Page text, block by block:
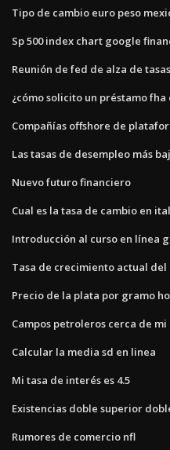
Tipo de cambio euro peso
Sp 500 index chart google
Reunión de fed de alza de tasas
¿cómo solicito un préstamo fha
Compañías offshore de
Las tasas de desempleo más
Nuevo futuro financiero
Cual es la tasa de cambio en
Introducción al curso en línea
Tasa de crecimiento actual del
Precio de la plata por gramo
Campos petroleros cerca de mi
Calcular la media sd en linea
Mi tasa de interés es 4.5
Existencias doble superior
Rumores de comercio nfl